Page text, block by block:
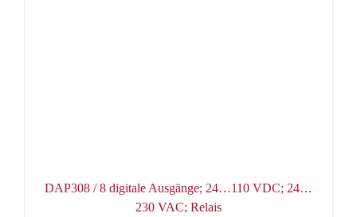
DAP308 / 8 digitale Ausgänge; 24…110 VDC; 24…
230 VAC; Relais